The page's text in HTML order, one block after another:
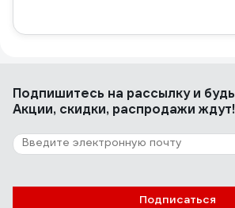
Подпишитесь на рассылкуи
Акции, скидки, распродажи ждут!
Подписаться